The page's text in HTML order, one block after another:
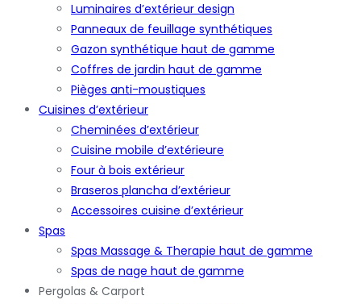
Luminaires d’extérieur design
Panneaux de feuillage synthétiques
Gazon synthétique haut de gamme
Coffres de jardin haut de gamme
Pièges anti-moustiques
Cuisines d’extérieur
Cheminées d’extérieur
Cuisine mobile d’extérieure
Four à bois extérieur
Braseros plancha d’extérieur
Accessoires cuisine d’extérieur
Spas
Spas Massage & Therapie haut de gamme
Spas de nage haut de gamme
Pergolas & Carport